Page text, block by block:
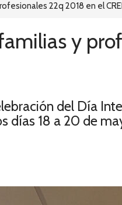
22q 2018 en el
y
del Día
días 18 a 20 de